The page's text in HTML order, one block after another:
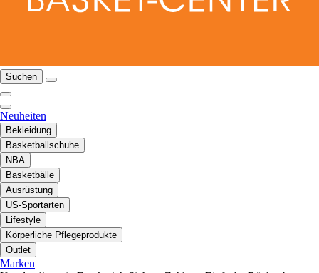
Suchen
Neuheiten
Bekleidung
Basketballschuhe
NBA
Basketbälle
Ausrüstung
US-Sportarten
Lifestyle
Körperliche Pflegeprodukte
Outlet
Marken